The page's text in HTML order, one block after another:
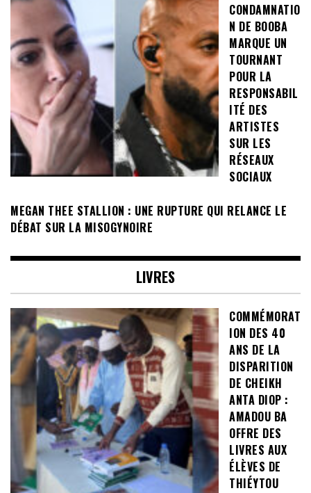
CONDAMNATIO
N DE BOOBA
MARQUE UN
TOURNANT
POUR LA
RESPONSABIL
ITÉ DES
ARTISTES
SUR LES
RÉSEAUX
SOCIAUX
MEGAN THEE STALLION : UNE RUPTURE QUI RELANCE LE
DÉBAT SUR LA MISOGYNOIRE
LIVRES
COMMÉMORAT
ION DES 40
ANS DE LA
DISPARITION
DE CHEIKH
ANTA DIOP :
AMADOU BA
OFFRE DES
LIVRES AUX
ÉLÈVES DE
THIÉYTOU